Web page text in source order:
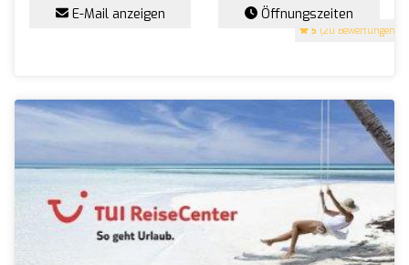
5 (20 Bewertungen)
E-Mail anzeigen Öffnungszeiten